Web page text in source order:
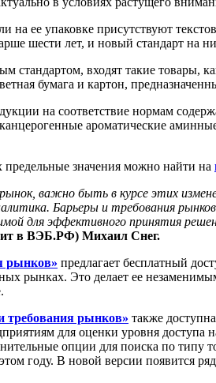
на ее упаковке присутствуют
шести лет, и новый стандарт на
стандартом, входят такие товары,
бумага и картон,
на соответствие нормам
ароматические
значения можно найти на
важно быть в курсе этих
Барьеры и требования
для эффективного принятия
в ВЭБ.РФ) Михаил Снег.
рынков» предлагает бесплатный
рынках. Это делает ее
требования рынков» также
для оценки уровня
опции для поиска по типу
году. В новой версии